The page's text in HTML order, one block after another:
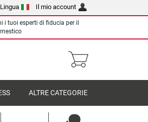
Lingua Il mio account
i tuoi esperti di fiducia per il
ALTRE CATEGORIE